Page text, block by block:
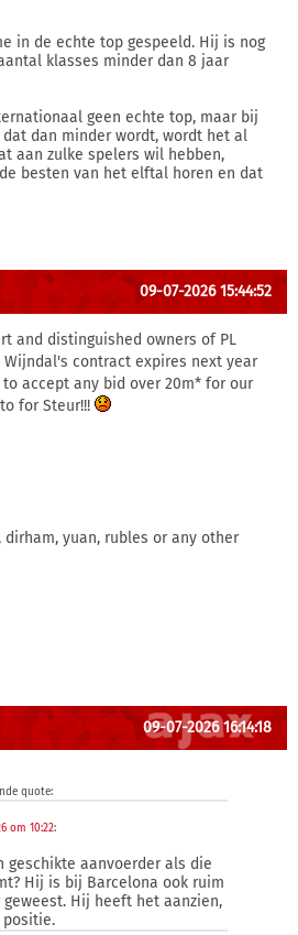
in de echte top gespeeld. Hij is nog
klasses minder dan 8 jaar
geen echte top, maar bij
dan minder wordt, wordt het al
aan zulke spelers wil hebben,
besten van het elftal horen en dat
09-07-2026 15:44:52
and distinguished owners of PL
contract expires next year
accept any bid over 20m* for our
for Steur!!!
dirham, yuan, rubles or any other
09-07-2026 16:14:18
quote:
om 10:22:
geschikte aanvoerder als die
Hij is bij Barcelona ook ruim
Hij heeft het aanzien,
positie.